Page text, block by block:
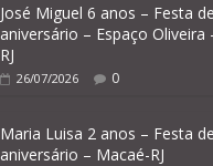
José Miguel 6 anos – Festa de
aniversário – Espaço Oliveira
RJ
26/07/2026 0
Maria Luisa 2 anos – Festa de
aniversário – Macaé-RJ